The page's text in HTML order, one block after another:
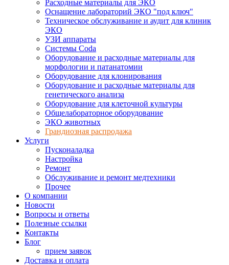
Расходные материалы для ЭКО
Оснащение лабораторий ЭКО "под ключ"
Техническое обслуживание и аудит для клиник
ЭКО
УЗИ аппараты
Системы Coda
Оборудование и расходные материалы для
морфологии и патанатомии
Оборудование для клонирования
Оборудование и расходные материалы для
генетического анализа
Оборудование для клеточной культуры
Общелабораторное оборудование
ЭКО животных
Грандиозная распродажа
Услуги
Пусконаладка
Настройка
Ремонт
Обслуживание и ремонт медтехники
Прочее
О компании
Новости
Вопросы и ответы
Полезные ссылки
Контакты
Блог
прием заявок
Доставка и оплата